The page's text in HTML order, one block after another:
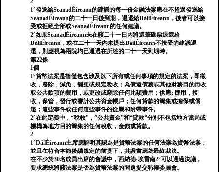
2
1°發送給SeanadÉireann的建議的每一份金融法案應在不超過發送給
SeanadÉireann的二十一日後到期，退還給DáilÉireann，後者可以接
受或拒絕全部或SeanadÉireann的任何建議。
2°如果SeanadÉireann未在該二十一日內將這筆匯票退還給
DáilÉireann，或在二十一天內未提出DáilÉireann不接受的建議退
還，則應視為兩院均已通過在所述的二十一天到期時。
第22條
1個
1°貨幣法案是指僅包含涉及以下所有或任何事項的規定的法案，即徵
收，廢除，減免，變更或規定稅收；為償還債務或其他財務目的而收
取公共款項的費用，或更改或廢除任何此類費用；供應; 挪用，接
收，保管，發行或審計公共資金帳戶；任何貸款的籌集或擔保或償
還；這些事件或任何這些事件的從屬和附帶事件。
2°在此定義中，“稅收”，“公共資金”和“貸款”分別不包括地方當局或
機構為地方目的籌集的任何稅收，金錢或貸款。
2
1°DáilÉireann主席應證明其認為是貨幣法案的任何法案為貨幣法案，
並且在符合本節後續規定的前提下，其證書應為最終裁決。
在不少於30名成員出席的會議中，西納德·埃雷南2°可以通過決議，
要求總統將該法案是否為貨幣法案的問題提交特權委員會。